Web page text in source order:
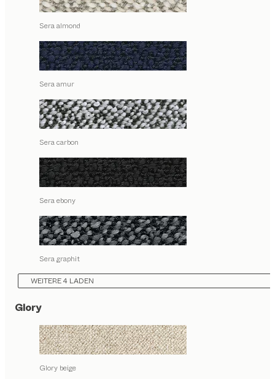
Sera almond
Sera amur
Sera carbon
Sera ebony
Sera graphit
WEITERE 4 LADEN
Glory
Glory beige